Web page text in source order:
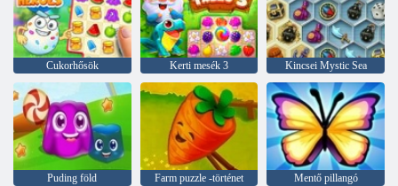
Cukorhősök Kerti mesék 3 Kincsei Mystic Sea
Puding föld Farm puzzle -történet Mentő pillangó